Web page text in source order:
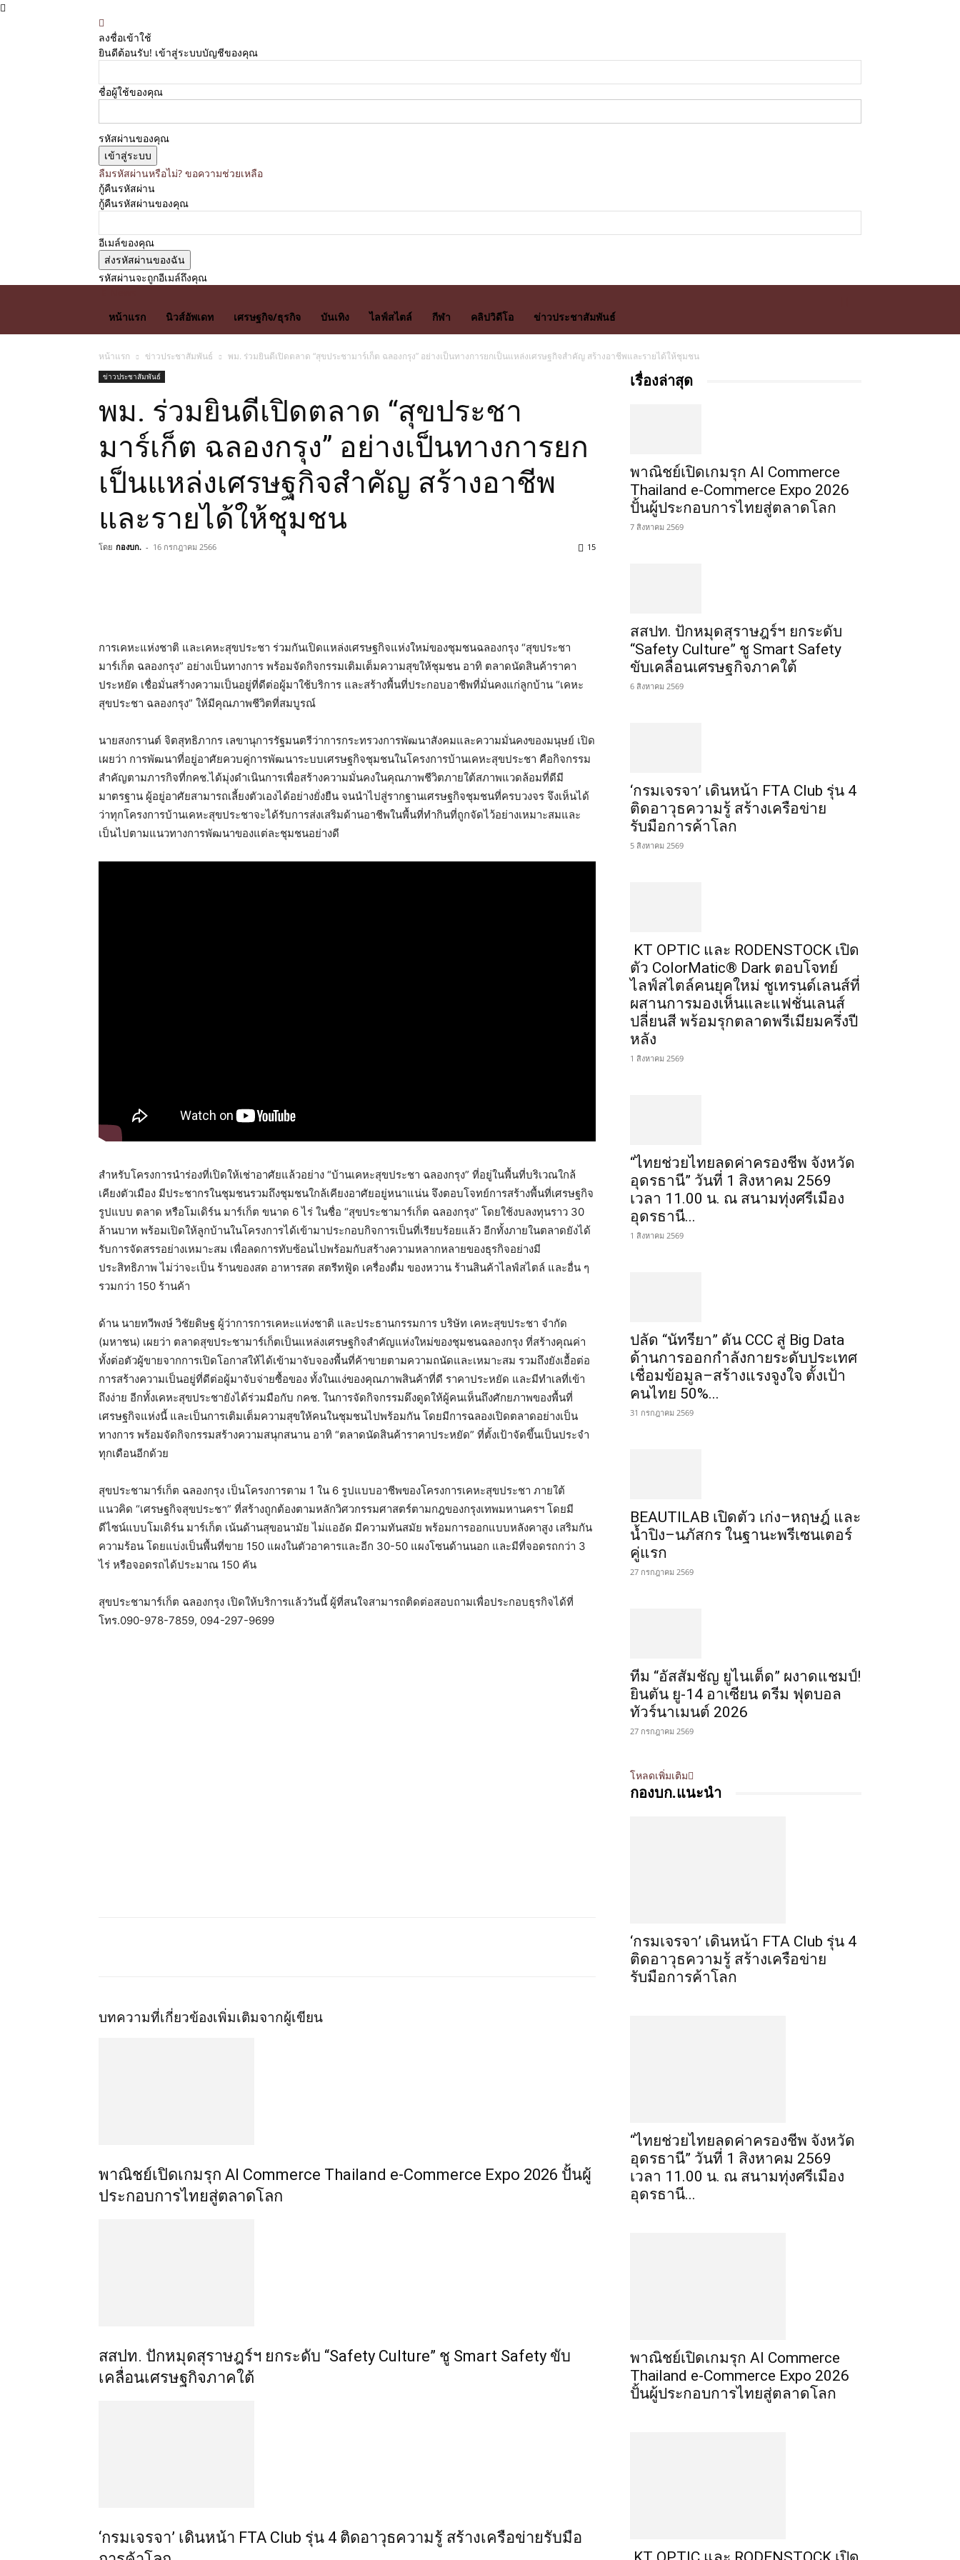
ลงชื่อเข้าใช้
ยินดีต้อนรับ! เข้าสู่ระบบบัญชีของคุณ
ชื่อผู้ใช้ของคุณ
รหัสผ่านของคุณ
ลืมรหัสผ่านหรือไม่? ขอความช่วยเหลือ
กู้คืนรหัสผ่าน
กู้คืนรหัสผ่านของคุณ
อีเมล์ของคุณ
รหัสผ่านจะถูกอีเมล์ถึงคุณ
หน้าแรก
นิวส์อัพเดท เศรษฐกิจ/ธุรกิจ บันเทิง ไลฟ์สไตล์ กีฬา คลิปวิดีโอ ข่าวประชาสัมพันธ์
หน้าแรก ข่าวประชาสัมพันธ์ พม. ร่วมยินดีเปิดตลาด “สุขประชามาร์เก็ต ฉลองกรุง” อย่างเป็นทางการยกเป็นแหล่งเศรษฐกิจสำคัญ สร้างอาชีพและรายได้ให้ชุมชน
ข่าวประชาสัมพันธ์
พม. ร่วมยินดีเปิดตลาด “สุขประชา
มาร์เก็ต ฉลองกรุง” อย่างเป็นทางการยก
เป็นแหล่งเศรษฐกิจสำคัญ สร้างอาชีพ
และรายได้ให้ชุมชน
โดย กองบก. - 16 กรกฎาคม 2566 15
การเคหะแห่งชาติ และเคหะสุขประชา ร่วมกันเปิดแหล่งเศรษฐกิจแห่งใหม่ของชุมชนฉลองกรุง “สุขประชา
มาร์เก็ต ฉลองกรุง” อย่างเป็นทางการ พร้อมจัดกิจกรรมเติมเต็มความสุขให้ชุมชน อาทิ ตลาดนัดสินค้าราคา
ประหยัด เชื่อมั่นสร้างความเป็นอยู่ที่ดีต่อผู้มาใช้บริการ และสร้างพื้นที่ประกอบอาชีพที่มั่นคงแก่ลูกบ้าน “เคหะ
สุขประชา ฉลองกรุง” ให้มีคุณภาพชีวิตที่สมบูรณ์
นายสงกรานต์ จิตสุทธิภากร เลขานุการรัฐมนตรีว่าการกระทรวงการพัฒนาสังคมและความมั่นคงของมนุษย์ เปิด
เผยว่า การพัฒนาที่อยู่อาศัยควบคู่การพัฒนาระบบเศรษฐกิจชุมชนในโครงการบ้านเคหะสุขประชา คือกิจกรรม
สำคัญตามภารกิจที่กคช.ได้มุ่งดำเนินการเพื่อสร้างความมั่นคงในคุณภาพชีวิตภายใต้สภาพแวดล้อมที่ดีมี
มาตรฐาน ผู้อยู่อาศัยสามารถเลี้ยงตัวเองได้อย่างยั่งยืน จนนำไปสู่รากฐานเศรษฐกิจชุมชนที่ครบวงจร จึงเห็นได้
ว่าทุกโครงการบ้านเคหะสุขประชาจะได้รับการส่งเสริมด้านอาชีพในพื้นที่ทำกินที่ถูกจัดไว้อย่างเหมาะสมและ
เป็นไปตามแนวทางการพัฒนาของแต่ละชุมชนอย่างดี
สำหรับโครงการนำร่องที่เปิดให้เช่าอาศัยแล้วอย่าง “บ้านเคหะสุขประชา ฉลองกรุง” ที่อยู่ในพื้นที่บริเวณใกล้
เคียงตัวเมือง มีประชากรในชุมชนรวมถึงชุมชนใกล้เคียงอาศัยอยู่หนาแน่น จึงตอบโจทย์การสร้างพื้นที่เศรษฐกิจ
รูปแบบ ตลาด หรือโมเดิร์น มาร์เก็ต ขนาด 6 ไร่ ในชื่อ “สุขประชามาร์เก็ต ฉลองกรุง” โดยใช้งบลงทุนราว 30
ล้านบาท พร้อมเปิดให้ลูกบ้านในโครงการได้เข้ามาประกอบกิจการเป็นที่เรียบร้อยแล้ว อีกทั้งภายในตลาดยังได้
รับการจัดสรรอย่างเหมาะสม เพื่อลดการทับซ้อนไปพร้อมกับสร้างความหลากหลายของธุรกิจอย่างมี
ประสิทธิภาพ ไม่ว่าจะเป็น ร้านของสด อาหารสด สตรีทฟู้ด เครื่องดื่ม ของหวาน ร้านสินค้าไลฟ์สไตล์ และอื่น ๆ
รวมกว่า 150 ร้านค้า
ด้าน นายทวีพงษ์ วิชัยดิษฐ ผู้ว่าการการเคหะแห่งชาติ และประธานกรรมการ บริษัท เคหะสุขประชา จำกัด
(มหาชน) เผยว่า ตลาดสุขประชามาร์เก็ตเป็นแหล่งเศรษฐกิจสำคัญแห่งใหม่ของชุมชนฉลองกรุง ที่สร้างคุณค่า
ทั้งต่อตัวผู้ขายจากการเปิดโอกาสให้ได้เข้ามาจับจองพื้นที่ค้าขายตามความถนัดและเหมาะสม รวมถึงยังเอื้อต่อ
การสร้างความเป็นอยู่ที่ดีต่อผู้มาจับจ่ายซื้อของ ทั้งในแง่ของคุณภาพสินค้าที่ดี ราคาประหยัด และมีทำเลที่เข้า
ถึงง่าย อีกทั้งเคหะสุขประชายังได้ร่วมมือกับ กคช. ในการจัดกิจกรรมดึงดูดให้ผู้คนเห็นถึงศักยภาพของพื้นที่
เศรษฐกิจแห่งนี้ และเป็นการเติมเต็มความสุขให้คนในชุมชนไปพร้อมกัน โดยมีการฉลองเปิดตลาดอย่างเป็น
ทางการ พร้อมจัดกิจกรรมสร้างความสนุกสนาน อาทิ “ตลาดนัดสินค้าราคาประหยัด” ที่ตั้งเป้าจัดขึ้นเป็นประจำ
ทุกเดือนอีกด้วย
สุขประชามาร์เก็ต ฉลองกรุง เป็นโครงการตาม 1 ใน 6 รูปแบบอาชีพของโครงการเคหะสุขประชา ภายใต้
แนวคิด “เศรษฐกิจสุขประชา” ที่สร้างถูกต้องตามหลักวิศวกรรมศาสตร์ตามกฎของกรุงเทพมหานครฯ โดยมี
ดีไซน์แบบโมเดิร์น มาร์เก็ต เน้นด้านสุขอนามัย ไม่แออัด มีความทันสมัย พร้อมการออกแบบหลังคาสูง เสริมกัน
ความร้อน โดยแบ่งเป็นพื้นที่ขาย 150 แผงในตัวอาคารและอีก 30-50 แผงโซนด้านนอก และมีที่จอดรถกว่า 3
ไร่ หรือจอดรถได้ประมาณ 150 คัน
สุขประชามาร์เก็ต ฉลองกรุง เปิดให้บริการแล้ววันนี้ ผู้ที่สนใจสามารถติดต่อสอบถามเพื่อประกอบธุรกิจได้ที่
โทร.090-978-7859, 094-297-9699
บทความที่เกี่ยวข้องเพิ่มเติมจากผู้เขียน
พาณิชย์เปิดเกมรุก AI Commerce Thailand e-Commerce Expo 2026 ปั้นผู้
ประกอบการไทยสู่ตลาดโลก
สสปท. ปักหมุดสุราษฎร์ฯ ยกระดับ “Safety Culture” ชู Smart Safety ขับ
เคลื่อนเศรษฐกิจภาคใต้
‘กรมเจรจา’ เดินหน้า FTA Club รุ่น 4 ติดอาวุธความรู้ สร้างเครือข่ายรับมือ
เรื่องล่าสุด
พาณิชย์เปิดเกมรุก AI Commerce
Thailand e-Commerce Expo 2026
ปั้นผู้ประกอบการไทยสู่ตลาดโลก
7 สิงหาคม 2569
สสปท. ปักหมุดสุราษฎร์ฯ ยกระดับ
“Safety Culture” ชู Smart Safety
ขับเคลื่อนเศรษฐกิจภาคใต้
6 สิงหาคม 2569
‘กรมเจรจา’ เดินหน้า FTA Club รุ่น 4
ติดอาวุธความรู้ สร้างเครือข่าย
รับมือการค้าโลก
5 สิงหาคม 2569
KT OPTIC และ RODENSTOCK เปิด
ตัว ColorMatic® Dark ตอบโจทย์
ไลฟ์สไตล์คนยุคใหม่ ชูเทรนด์เลนส์ที่
ผสานการมองเห็นและแฟชั่นเลนส์
ปลี่ยนสี พร้อมรุกตลาดพรีเมียมครึ่งปี
หลัง
1 สิงหาคม 2569
“ไทยช่วยไทยลดค่าครองชีพ จังหวัด
อุดรธานี” วันที่ 1 สิงหาคม 2569
เวลา 11.00 น. ณ สนามทุ่งศรีเมือง
อุดรธานี...
1 สิงหาคม 2569
ปลัด “นัทรียา” ดัน CCC สู่ Big Data
ด้านการออกกำลังกายระดับประเทศ
เชื่อมข้อมูล–สร้างแรงจูงใจ ตั้งเป้า
คนไทย 50%...
31 กรกฎาคม 2569
BEAUTILAB เปิดตัว เก่ง–หฤษฎ์ และ
น้ำปิง–นภัสกร ในฐานะพรีเซนเตอร์
คู่แรก
27 กรกฎาคม 2569
ทีม “อัสสัมชัญ ยูไนเต็ด” ผงาดแชมป์!
ยินตัน ยู-14 อาเซียน ดรีม ฟุตบอล
ทัวร์นาเมนต์ 2026
27 กรกฎาคม 2569
โหลดเพิ่มเติม
กองบก.แนะนำ
‘กรมเจรจา’ เดินหน้า FTA Club รุ่น 4
ติดอาวุธความรู้ สร้างเครือข่าย
รับมือการค้าโลก
“ไทยช่วยไทยลดค่าครองชีพ จังหวัด
อุดรธานี” วันที่ 1 สิงหาคม 2569
เวลา 11.00 น. ณ สนามทุ่งศรีเมือง
อุดรธานี...
พาณิชย์เปิดเกมรุก AI Commerce
Thailand e-Commerce Expo 2026
ปั้นผู้ประกอบการไทยสู่ตลาดโลก